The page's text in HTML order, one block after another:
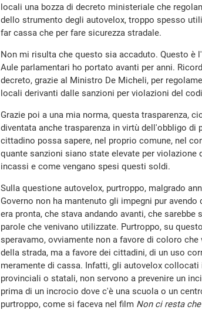
locali una bozza di decreto ministeriale che
dello strumento degli autovelox, troppo spesso
far cassa che per fare sicurezza stradale.
Non mi risulta che questo sia accaduto. Questo
Aule parlamentari ho portato avanti per anni.
decreto, grazie al Ministro De Micheli, per
locali derivanti dalle sanzioni per violazioni del
Grazie poi a una mia norma, questa trasparenza,
diventata anche trasparenza in virtù dell'obbligo
cittadino possa sapere, nel proprio comune, nel
quante sanzioni siano state elevate per
incassi e come vengano spesi questi soldi.
Sulla questione autovelox, purtroppo, malgrado
Governo non ha mantenuto gli impegni pur
era pronta, che stava andando avanti, che sarebbe
parole che venivano utilizzate. Purtroppo, su
speravamo, ovviamente non a favore di coloro
della strada, ma a favore dei cittadini, di un uso
meramente di cassa. Infatti, gli autovelox
provinciali o statali, non servono a prevenire un
prima di un incrocio dove c'è una scuola o un
purtroppo, come si faceva nel film Non ci resta